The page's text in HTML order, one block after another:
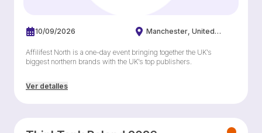
10/09/2026 Manchester United
Affilifest North is a one-day event bringing together the UK’s
biggest northern brands with the UK’s top publishers.
Ver detalles